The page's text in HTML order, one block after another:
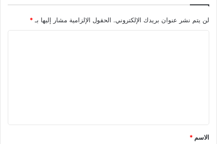
لن يتم نشر عنوان بريدك الإلكتروني. الحقول الإلزامية مشار إليها بـ*
ق
*
الاسم *